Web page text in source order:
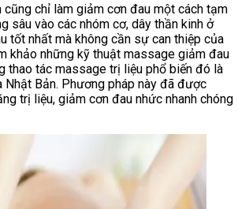
cũng chỉ làm giảm cơn đau một cách tạm
sâu vào các nhóm cơ, dây thần kinh ở
tốt nhất mà không cần sự can thiệp của
khảo những kỹ thuật massage giảm đau
thao tác massage trị liệu phổ biến đó là
Bản. Phương pháp này đã được
trị liệu, giảm cơn đau nhức nhanh chóng